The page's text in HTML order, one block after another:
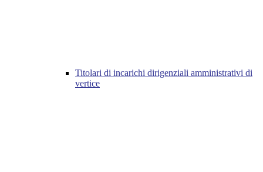
Titolari di incarichi dirigenziali amministrativi di
vertice